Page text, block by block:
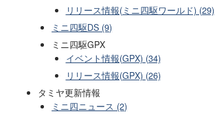
リリース情報(ミニ四駆ワールド) (29)
ミニ四駆DS (9)
ミニ四駆GPX
イベント情報(GPX) (34)
リリース情報(GPX) (26)
タミヤ更新情報
ミニ四ニュース (2)